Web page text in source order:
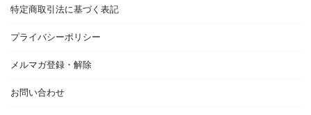
特定商取引法に基づく表記
プライバシーポリシー
メルマガ登録・解除
お問い合わせ